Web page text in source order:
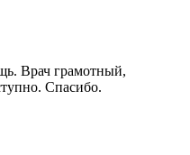
Врач грамотный,
Спасибо.